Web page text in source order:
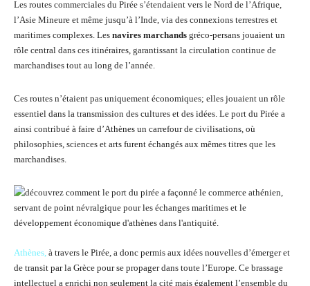
Les routes commerciales du Pirée s’étendaient vers le Nord de l’Afrique,
l’Asie Mineure et même jusqu’à l’Inde, via des connexions terrestres et
maritimes complexes. Les navires marchands gréco-persans jouaient un
rôle central dans ces itinéraires, garantissant la circulation continue de
marchandises tout au long de l’année.
Ces routes n’étaient pas uniquement économiques; elles jouaient un rôle
essentiel dans la transmission des cultures et des idées. Le port du Pirée a
ainsi contribué à faire d’Athènes un carrefour de civilisations, où
philosophies, sciences et arts furent échangés aux mêmes titres que les
marchandises.
Athènes, à travers le Pirée, a donc permis aux idées nouvelles d’émerger et
de transit par la Grèce pour se propager dans toute l’Europe. Ce brassage
intellectuel a enrichi non seulement la cité mais également l’ensemble du